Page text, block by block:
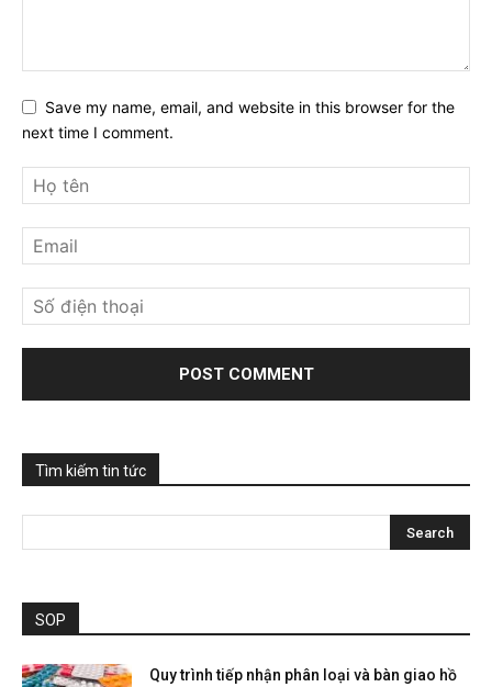
Save my name, email, and website in this browser for the
next time I comment.
Tìm kiếm tin tức
SOP
Quy trình tiếp nhận phân loại và bàn giao hồ